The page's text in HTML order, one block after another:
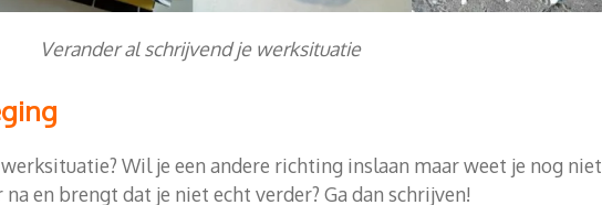
Verander al schrijvend je werksituatie
Wil je een andere richting inslaan maar weet je nog niet
en brengt dat je niet echt verder? Ga dan schrijven!